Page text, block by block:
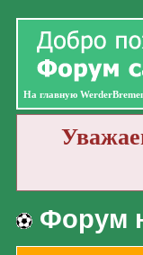
На главную
Форум